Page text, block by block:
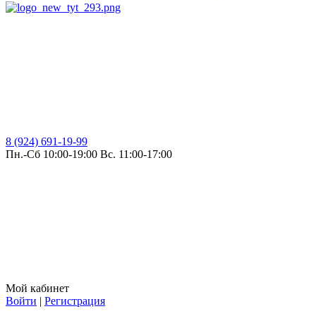
8 (924) 691-19-99
Пн.-Сб 10:00-19:00 Вс. 11:00-17:00
Мой кабинет
Войти | Регистрация